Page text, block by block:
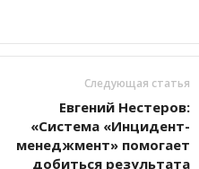
Следующая статья
Евгений Нестеров:
«Система «Инцидент-
менеджмент» помогает
добиться результата